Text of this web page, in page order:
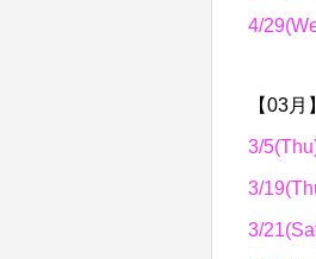
4/
【03月】
3/
3/
3/